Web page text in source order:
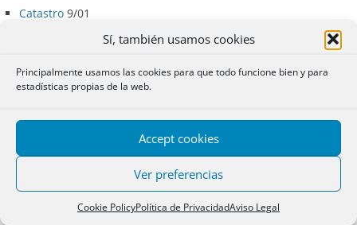
Sí, también usamos cookies
Principalmente usamos las cookies para que todo funcione bien y para
estadísticas propias de la web.
Accept cookies
Ver preferencias
Cookie PolicyPolítica de PrivacidadAviso Legal
Catastro 9/01
Cesión8/01
Colaboración Notarios – Registradores8/01
Comunidades especiales8/01
Concesiones administrativas8/01